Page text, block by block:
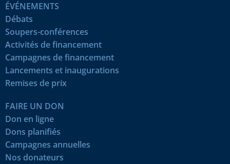
ÉVÉNEMENTS
Débats
Soupers-conférences
Activités de financement
Campagnes de financement
Lancements et inaugurations
Remises de prix
FAIRE UN DON
Don en ligne
Dons planifiés
Campagnes annuelles
Nos donateurs